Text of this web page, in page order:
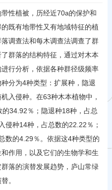
性植被，历经近70a的保护和
既有地带性又有地域特征的植
调查法和每木调查法调查了群
群落的结构特征，通过对木本
行分析，依据各种群径级频率
分为4种类型：扩展种，隐退
入侵种。在63种木本植物中，
34.92％；隐退种18种，占总
侵种14种，占总数的22.22％；
数的4.29％。依据这4种类型的
作用，以及它们的生物学和生
落的演替发展趋势，庐山常绿
。